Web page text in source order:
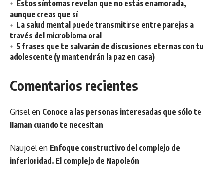
Estos síntomas revelan que no estás enamorada,
aunque creas que sí
La salud mental puede transmitirse entre parejas a
través del microbioma oral
5 frases que te salvarán de discusiones eternas con tu
adolescente (y mantendrán la paz en casa)
Comentarios recientes
Grisel en Conoce a las personas interesadas que sólo te
llaman cuando te necesitan
Naujoël en Enfoque constructivo del complejo de
inferioridad. El complejo de Napoleón